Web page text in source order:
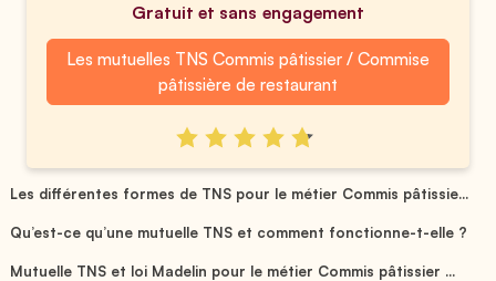
Gratuit et sans engagement
Les mutuelles TNS Commis pâtissier / Commise
pâtissière de restaurant
Les différentes formes de TNS pour le métier Commis pâtissie...
Qu’est-ce qu’une mutuelle TNS et comment fonctionne-t-elle ?
Mutuelle TNS et loi Madelin pour le métier Commis pâtissier ...